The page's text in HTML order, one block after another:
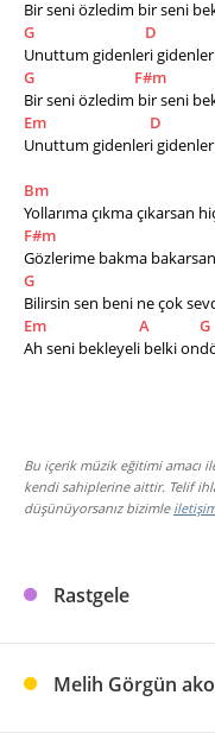
Bir seni özledim bir seni
G
D
Unuttum gidenleri
G
F#m
Bir seni özledim bir seni
Em
D
Unuttum gidenleri
Bm
Yollarıma çıkma çıkarsan
F#m
Gözlerime bakma
G
Bilirsin sen beni ne çok
Em
A G
Ah seni bekleyeli belki
Bu içerik müzik eğitimi amacı
kendi sahiplerine aittir. Telif
düşünüyorsanız bizimle
Rastgele
Melih Görgün